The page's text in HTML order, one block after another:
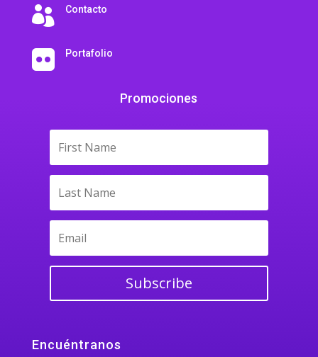
 Contacto
 Portafolio
Promociones
Subscribe
Encuéntranos